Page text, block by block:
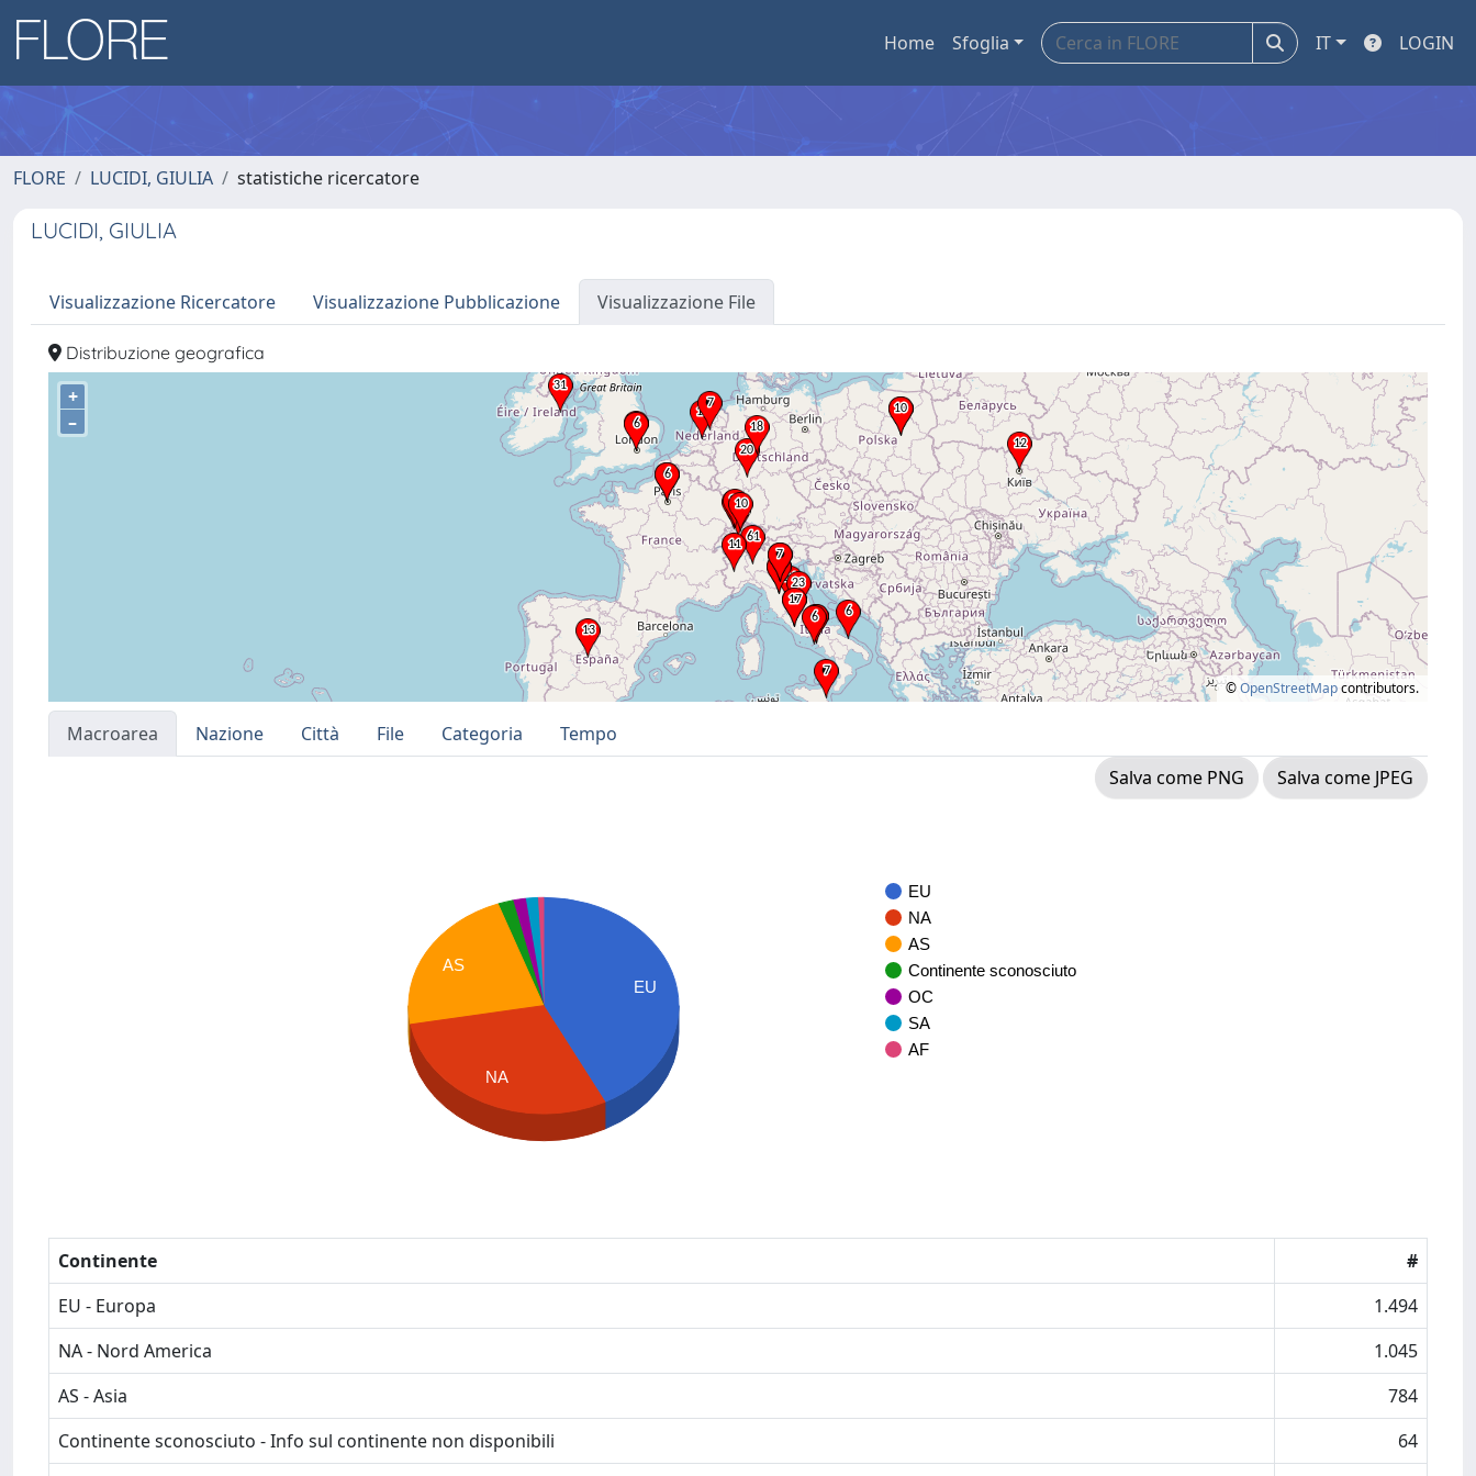
Home Sfoglia IT LOGIN
FLORE LUCIDI, GIULIA statistiche ricercatore
LUCIDI, GIULIA
Visualizzazione Ricercatore Visualizzazione Pubblicazione Visualizzazione File
Distribuzione geografica
+
–
©OpenStreetMapcontributors.
Macroarea Nazione Città File Categoria
Tempo
Salva come PNG
Salva come JPEG
EU
NA
AS
Continente sconosciuto
OC
SA
AF
EU
AS
NA
Continente
#
EU - Europa
1.494
NA - Nord America
1.045
AS - Asia
784
Continente sconosciuto - Info sul continente non disponibili
64